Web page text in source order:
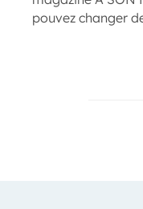
pouvez changer